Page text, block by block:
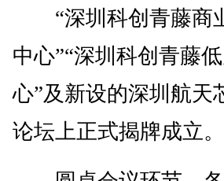
“深圳科创青藤商
中心”“深圳科创青藤
心”及新设的深圳航天
论坛上正式揭牌成立。